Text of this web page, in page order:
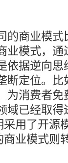
的商业模
业模式，
依据逆向
断定位。
为消费者
域已经取
用了开源
业模式则